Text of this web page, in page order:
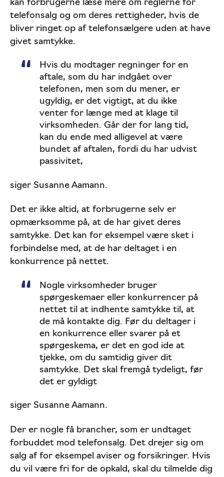
kan forbrugerne læse mere om reglerne for
telefonsalg og om deres rettigheder, hvis de
bliver ringet op af telefonsælgere uden at have
givet samtykke.
Hvis du modtager regninger for en
aftale, som du har indgået over
telefonen, men som du mener, er
ugyldig, er det vigtigt, at du ikke
venter for længe med at klage til
virksomheden. Går der for lang tid,
kan du ende med alligevel at være
bundet af aftalen, fordi du har udvist
passivitet,
siger Susanne Aamann.
Det er ikke altid, at forbrugerne selv er
opmærksomme på, at de har givet deres
samtykke. Det kan for eksempel være sket i
forbindelse med, at de har deltaget i en
konkurrence på nettet.
Nogle virksomheder bruger
spørgeskemaer eller konkurrencer på
nettet til at indhente samtykke til, at
de må kontakte dig. Før du deltager i
en konkurrence eller svarer på et
spørgeskema, er det en god ide at
tjekke, om du samtidig giver dit
samtykke. Det skal fremgå tydeligt, før
det er gyldigt
siger Susanne Aamann.
Der er nogle få brancher, som er undtaget
forbuddet mod telefonsalg. Det drejer sig om
salg af for eksempel aviser og forsikringer. Hvis
du vil være fri for de opkald, skal du tilmelde dig